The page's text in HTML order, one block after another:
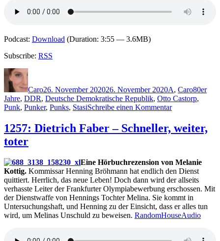
Podcast: Download (Duration: 3:55 — 3.6MB)
Subscribe: RSS
Autor
Caro26. November 202026. November 2020A, Caro80er
Jahre, DDR, Deutsche Demokratische Republik, Otto Castorp,
Punk, Punker, Punks, StasiSchreibe einen Kommentarzu
Annas
Der
Fall
Melchior
Nikoleit
1257: Dietrich Faber – Schneller, weiter,
toter
Eine Hörbuchrezension von Melanie
Kottig. Kommissar Henning Bröhmann hat endlich den Dienst
quittiert. Herrlich, das neue Leben! Doch dann wird der allseits
verhasste Leiter der Frankfurter Olympiabewerbung erschossen. Mit
der Dienstwaffe von Hennings Tochter Melina. Sie kommt in
Untersuchungshaft, und Henning zu der Einsicht, dass er alles tun
wird, um Melinas Unschuld zu beweisen. RandomHouseAudio